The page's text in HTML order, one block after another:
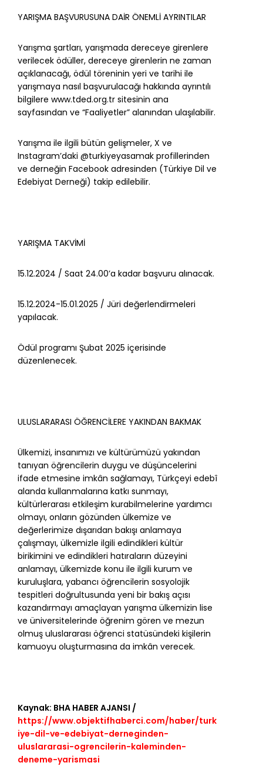
YARIŞMA BAŞVURUSUNA DAİR ÖNEMLİ AYRINTILAR
Yarışma şartları, yarışmada dereceye girenlere
verilecek ödüller, dereceye girenlerin ne zaman
açıklanacağı, ödül töreninin yeri ve tarihi ile
yarışmaya nasıl başvurulacağı hakkında ayrıntılı
bilgilere www.tded.org.tr sitesinin ana
sayfasından ve “Faaliyetler” alanından ulaşılabilir.
Yarışma ile ilgili bütün gelişmeler, X ve
Instagram’daki @turkiyeyasamak profillerinden
ve derneğin Facebook adresinden (Türkiye Dil ve
Edebiyat Derneği) takip edilebilir.
YARIŞMA TAKVİMİ
15.12.2024 / Saat 24.00’a kadar başvuru alınacak.
15.12.2024-15.01.2025 / Jüri değerlendirmeleri
yapılacak.
Ödül programı Şubat 2025 içerisinde
düzenlenecek.
ULUSLARARASI ÖĞRENCİLERE YAKINDAN BAKMAK
Ülkemizi, insanımızı ve kültürümüzü yakından
tanıyan öğrencilerin duygu ve düşüncelerini
ifade etmesine imkân sağlamayı, Türkçeyi edebî
alanda kullanmalarına katkı sunmayı,
kültürlerarası etkileşim kurabilmelerine yardımcı
olmayı, onların gözünden ülkemize ve
değerlerimize dışarıdan bakışı anlamaya
çalışmayı, ülkemizle ilgili edindikleri kültür
birikimini ve edindikleri hatıraların düzeyini
anlamayı, ülkemizde konu ile ilgili kurum ve
kuruluşlara, yabancı öğrencilerin sosyolojik
tespitleri doğrultusunda yeni bir bakış açısı
kazandırmayı amaçlayan yarışma ülkemizin lise
ve üniversitelerinde öğrenim gören ve mezun
olmuş uluslararası öğrenci statüsündeki kişilerin
kamuoyu oluşturmasına da imkân verecek.
Kaynak: BHA HABER AJANSI /
https://www.objektifhaberci.com/haber/turk
iye-dil-ve-edebiyat-derneginden-
uluslararasi-ogrencilerin-kaleminden-
deneme-yarismasi